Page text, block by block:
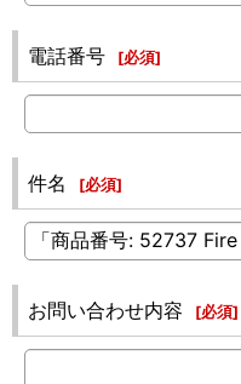
電話番号 [必須]
件名 [必須]
お問い合わせ内容 [必須]